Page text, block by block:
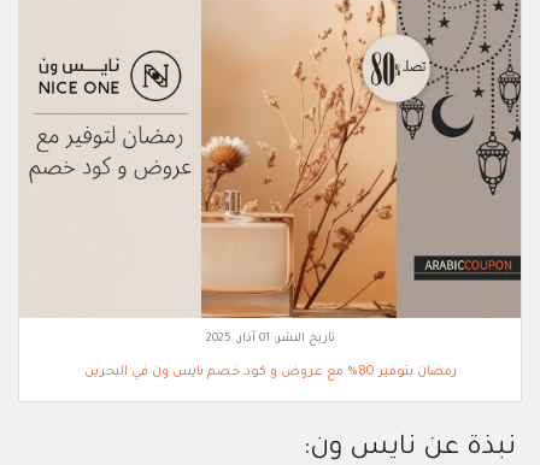
تاريخ النشر: 01 آذار, 2025
رمضان بتوفير 80% مع عروض و كود خصم نايس ون في البحرين
نبذة عن نايس ون: